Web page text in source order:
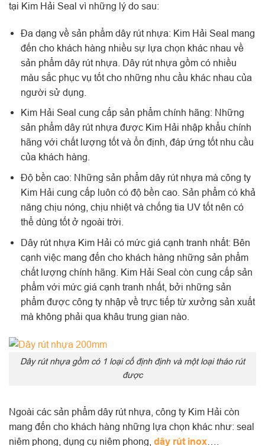
tại Kim Hải Seal vì những lý do sau:
Đa dạng về sản phẩm dây rút nhựa: Kim Hải Seal mang
đến cho khách hàng nhiều sự lựa chọn khác nhau về
sản phẩm dây rút nhựa. Dây rút nhựa gồm có nhiều
màu sắc phục vụ tốt cho những nhu cầu khác nhau của
người sử dụng.
Kim Hải Seal cung cấp sản phẩm chính hãng: Những
sản phẩm dây rút nhựa được Kim Hải nhập khẩu chính
hãng với chất lượng tốt và ổn định, đáp ứng tốt nhu cầu
của khách hàng.
Độ bền cao: Những sản phẩm dây rút nhựa mà công ty
Kim Hải cung cấp luôn có độ bền cao. Sản phẩm có khả
năng chịu nóng, chịu nhiệt và chống tia UV tốt nên có
thể dùng tốt ở ngoài trời.
Dây rút nhựa Kim Hải có mức giá cạnh tranh nhất: Bên
cạnh việc mang đến cho khách hàng những sản phẩm
chất lượng chính hãng. Kim Hải Seal còn cung cấp sản
phẩm với mức giá cạnh tranh nhất, bởi những sản
phẩm được công ty nhập về trực tiếp từ xưởng sản xuất
mà không phải qua khâu trung gian nào.
Dây rút nhựa gồm có 1 loại cố định định và một loại tháo rút
được
Ngoài các sản phẩm dây rút nhựa, công ty Kim Hải còn
mang đến cho khách hàng những lựa chọn khác như: seal
niêm phong, dụng cụ niêm phong, dây rút inox